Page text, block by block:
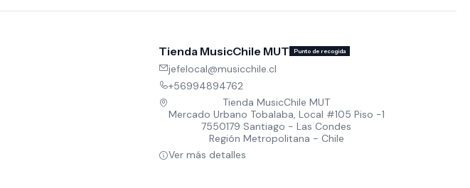
Tienda MusicChile MUT Punto de recogida
jefelocal@musicchile.cl
+56994894762
Tienda MusicChile MUT
Mercado Urbano Tobalaba, Local #105 Piso -1
7550179 Santiago - Las Condes
Región Metropolitana - Chile
Ver más detalles